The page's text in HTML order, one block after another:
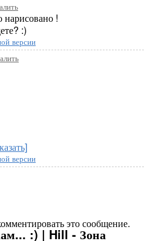
нарисовано !
:)
версии
версии
это сообщение.
:) | Hill - Зона